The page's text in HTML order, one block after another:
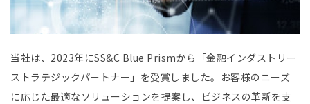
当社は、2023年にSS&C Blue Prismから「金融インダストリー
ストラテジックパートナー」を受賞しました。お客様のニーズ
に応じた最適なソリューションを提案し、ビジネスの革新を支